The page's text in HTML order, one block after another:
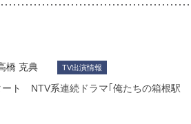
橋 克典 TV出演情報
ート NTV系連続ドラマ｢俺たちの箱根駅